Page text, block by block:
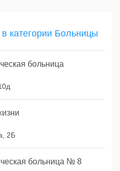
категории Больницы
больница
2Б
больница № 8